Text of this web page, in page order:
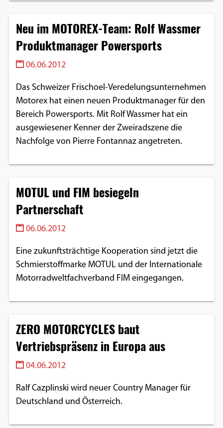
Neu im MOTOREX-Team: Rolf Wassmer
Produktmanager Powersports
06.06.2012
Das Schweizer Frischoel-Veredelungsunternehmen
Motorex hat einen neuen Produktmanager für den
Bereich Powersports. Mit Rolf Wassmer hat ein
ausgewiesener Kenner der Zweiradszene die
Nachfolge von Pierre Fontannaz angetreten.
MOTUL und FIM besiegeln
Partnerschaft
06.06.2012
Eine zukunftsträchtige Kooperation sind jetzt die
Schmierstoffmarke MOTUL und der Internationale
Motorradweltfachverband FIM eingegangen.
ZERO MOTORCYCLES baut
Vertriebspräsenz in Europa aus
04.06.2012
Ralf Cazplinski wird neuer Country Manager für
Deutschland und Österreich.